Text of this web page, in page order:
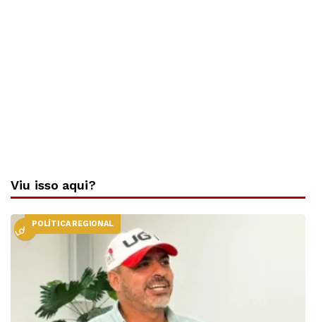
Viu isso aqui?
LOCALPOLÍTICA REGIONAL